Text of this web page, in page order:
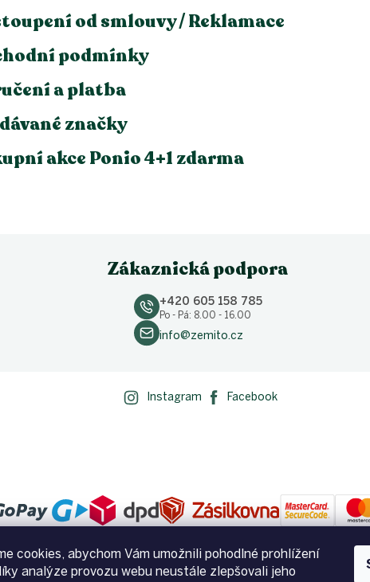
cookies, abychom Vám umožnili pohodlné prohlížení
analýze provozu webu neustále zlepšovali jeho
od smlouvy / Reklamace
podmínky
a platba
značky
akce Ponio 4+1 zdarma
Zákaznická podpora
+420 605 158 785
Po - Pá: 8.00 - 16.00
info@zemito.cz
Instagram Facebook